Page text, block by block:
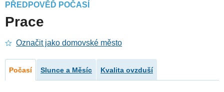
PŘEDPOVĚĎ POČASÍ
Prace
Označit jako domovské město
Počasí Slunce a Měsíc Kvalita ovzduší